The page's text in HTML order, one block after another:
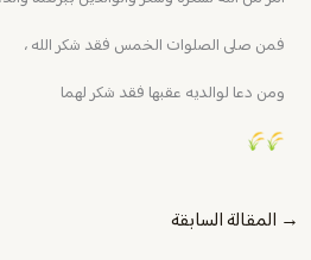
فمن صلى الصلوات الخمس فقد شكر الله ،
ومن دعا لوالديه عقبها فقد شكر لهما
→ المقالة السابقة